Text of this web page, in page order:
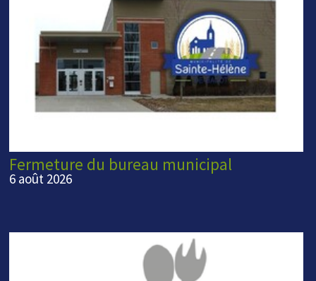
Fermeture du bureau municipal
6 août 2026